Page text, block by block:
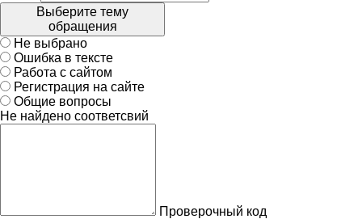
Выберите тему
обращения
Не выбрано
Ошибка в тексте
Работа с сайтом
Регистрация на сайте
Общие вопросы
Не найдено соответсвий
Проверочный код